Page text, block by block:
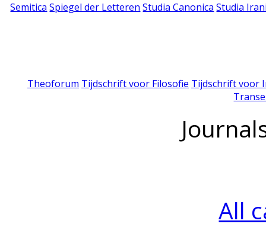
Semitica Spiegel der Letteren Studia Canonica Studia
Theoforum Tijdschrift voor Filosofie Tijdschrift voor
All